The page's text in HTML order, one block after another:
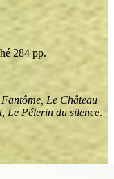
284 pp.
Le Château
Le Pélerin du silence.